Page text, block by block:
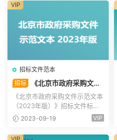
招标文件范本
招标
《北京市政府采购文件
示范文本（2023年版）》
《北京市政府采购文件示范文本
（2023年版）》招标文件标准
文本，本范本由联盈标讯...
2023-09-19 VIP
VIP